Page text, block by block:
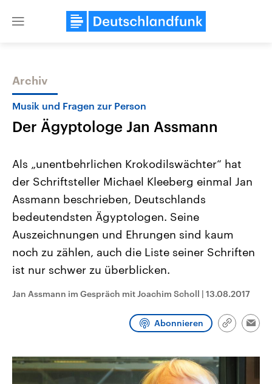
Close
Themen
USA
Aktuelle Beiträge, Analysen und
Hintergründe
Wirtschaftlich und militärisch
gehören die Vereinigten Staaten zu
den mächtigsten Ländern der Erde,
mit großem Einfluss auf das
Nahostkonflikt
Aktuelle Lage und
Der Überfall der
Terrororganisation Hamas
Oktober 2023 auf Israel
Israel möchte die Hamas
Libanon vom Iran
Archiv
Musik und Fragen zur Person
Der Ägyptologe Jan Assmann
Als „unentbehrlichen Krokodilswächter“ hat
der Schriftsteller Michael Kleeberg einmal Jan
Assmann beschrieben, Deutschlands
bedeutendsten Ägyptologen. Seine
Auszeichnungen und Ehrungen sind kaum
noch zu zählen, auch die Liste seiner Schriften
ist nur schwer zu überblicken.
Jan Assmann im Gespräch mit Joachim Scholl | 13.08.2017
Abonnieren
Link